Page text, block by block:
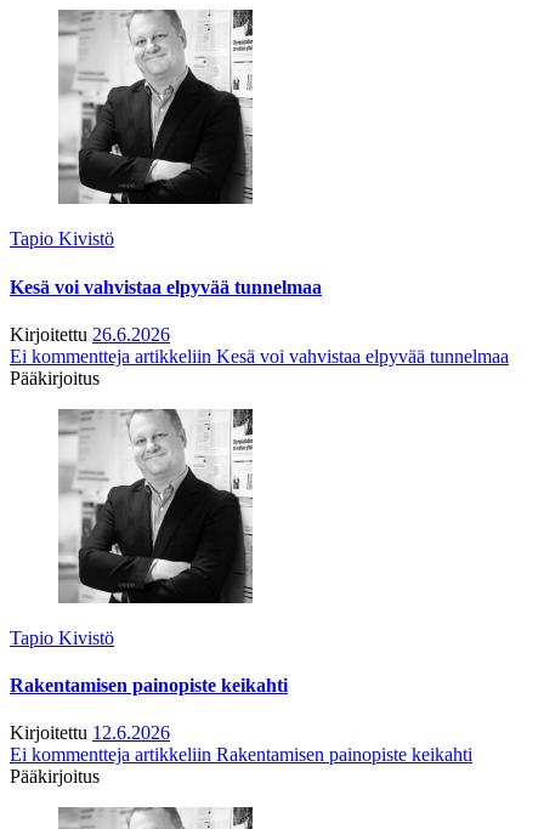
Tapio Kivistö
Kesä voi vahvistaa elpyvää tunnelmaa
Kirjoitettu 26.6.2026
Ei kommentteja artikkeliin Kesä voi vahvistaa elpyvää tunnelmaa
Pääkirjoitus
Tapio Kivistö
Rakentamisen painopiste keikahti
Kirjoitettu 12.6.2026
Ei kommentteja artikkeliin Rakentamisen painopiste keikahti
Pääkirjoitus